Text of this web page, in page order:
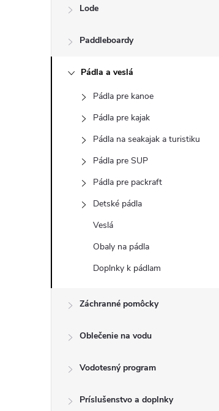
ý
Lode
Paddleboardy
Pádla a veslá
Pádla pre kanoe
Pádla pre kajak
Pádla na seakajak a turistiku
Pádla pre SUP
Pádla pre packraft
Detské pádla
Veslá
Obaly na pádla
Doplnky k pádlam
Záchranné pomôcky
Oblečenie na vodu
Vodotesný program
Príslušenstvo a doplnky